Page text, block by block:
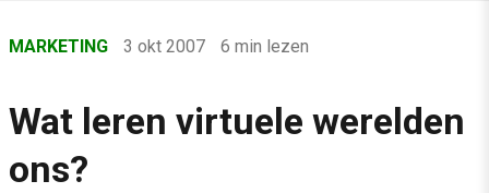
›
›
Marketing
MARKETING 3 okt 2007 6 min lezen
Wat leren virtuele werelden
ons?